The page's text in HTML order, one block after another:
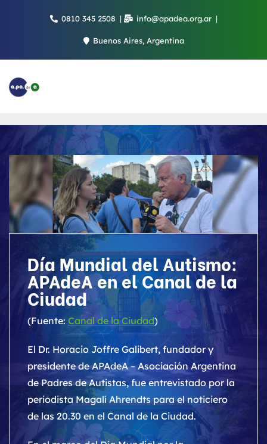
0810 345 2508 info@apadea.org.ar
Buenos Aires, Argentina
Día Mundial del Autismo:
APAdeA en el Canal de la
Ciudad
(Fuente: Canal de la Ciudad)
El Dr. Horacio Joffre Galibert, fundador y
presidente de APAdeA – Asociación Argentina
de Padres de Autistas, fue entrevistado por la
periodista Magalí Ahrendts para el noticiero
de las 20.30 en el Canal de la Ciudad.